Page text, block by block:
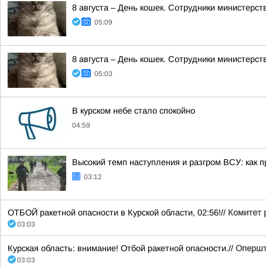
8 августа – День кошек. Сотрудники
05:09
8 августа – День кошек. Сотрудники
05:03
В курском небе стало спокойно
04:59
Высокий темп наступления и разгром ВСУ: как
03:12
ОТБОЙ ракетной опасности в Курской области, 02:56!// Комитет
03:03
Курская область: внимание! Отбой ракетной опасности.//
03:03